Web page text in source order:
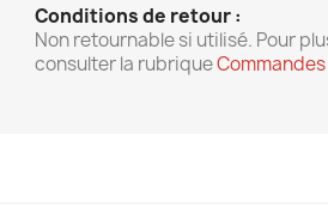
Conditions de retour :
Non retournable si utilisé. Pour
consulter la rubrique